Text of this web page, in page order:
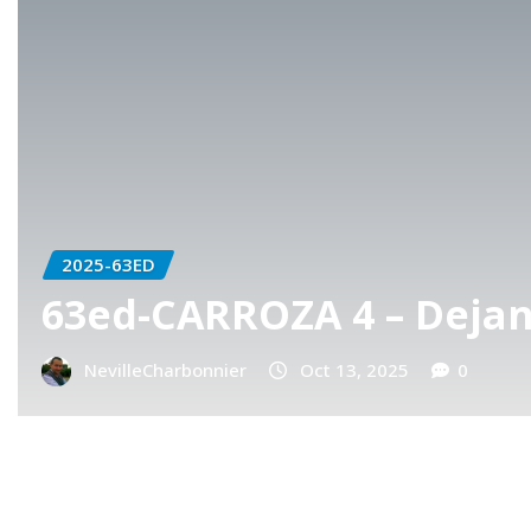
63ed-CARROZA 3
Primavera
NevilleCharbonnier Oct 13, 2025